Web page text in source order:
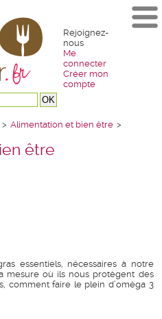
Rejoignez-
nous
Me
connecter
Créer mon
compte
> Alimentation et bien être >
être
essentiels, nécessaires à notre
mesure où ils nous protègent des
comment faire le plein d’oméga 3